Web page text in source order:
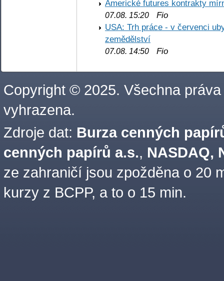
Americké futures kontrakty
07.08. 15:20 Fio
USA: Trh práce - v červenci
zemědělství
07.08. 14:50 Fio
Copyright © 2025. Všechna práva
vyhrazena.
Zdroje dat: Burza cenných
cenných papírů a.s., NASDAQ,
ze zahraničí jsou zpožděna o 20
kurzy z BCPP, a to o 15 min.